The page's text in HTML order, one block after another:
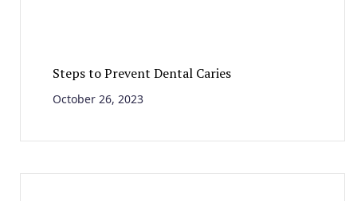
Steps to Prevent Dental Caries
October 26, 2023